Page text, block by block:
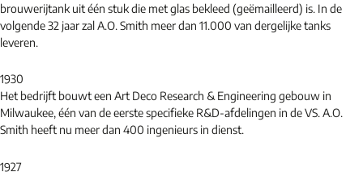
brouwerijtank uit één stuk die met glas bekleed (geëmailleerd) is. In de
volgende 32 jaar zal A.O. Smith meer dan 11.000 van dergelijke tanks
leveren.
1930
Het bedrijft bouwt een Art Deco Research & Engineering gebouw in
Milwaukee, één van de eerste specifieke R&D-afdelingen in de VS. A.O.
Smith heeft nu meer dan 400 ingenieurs in dienst.
1927